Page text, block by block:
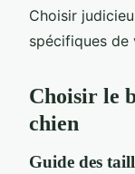
Choisir
spécifiques de
Choisir le
chien
Guide des